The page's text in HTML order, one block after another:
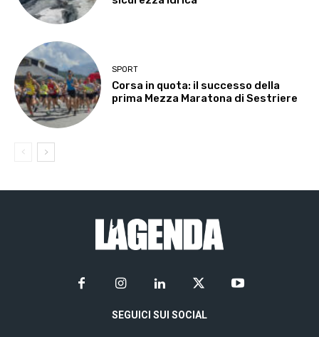
SPORT
Corsa in quota: il successo della
prima Mezza Maratona di Sestriere
SEGUICI SUI SOCIAL